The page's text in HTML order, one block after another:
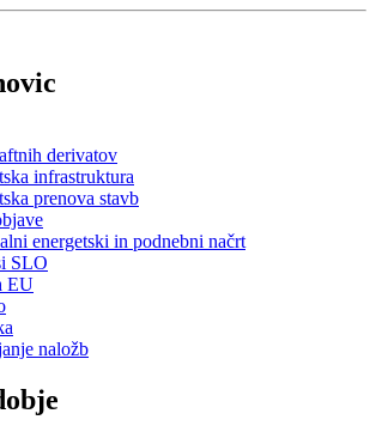
derivatov
infrastruktura
prenova stavb
energetski in podnebni načrt
SLO
EU
naložb